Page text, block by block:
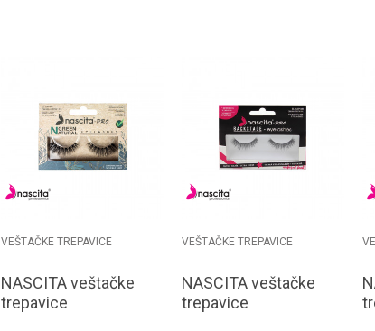
VEŠTAČKE TREPAVICE
NASCITA veštačke
trepavice
VEŠTAČKE TREPAVICE
NASCITA veštačke
trepavice